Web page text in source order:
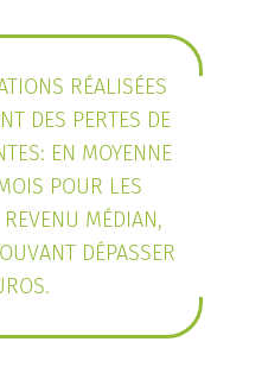
RÉALISÉES
DES PERTES DE
EN MOYENNE
POUR LES
MÉDIAN,
DÉPASSER